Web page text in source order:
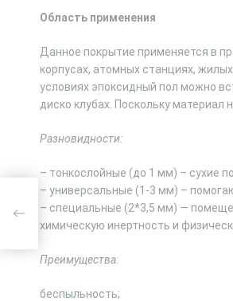
Область применения
Данное покрытие применяется в
корпусах, атомных станциях,
условиях эпоксидный пол можно
диско клубах. Поскольку
Разновидности:
– тонкослойные (до 1 мм) – сухие
– универсальные (1-3 мм) –
– специальные (2*3,5 мм) —
химическую инертность и
Преимущества:
беспыльность;